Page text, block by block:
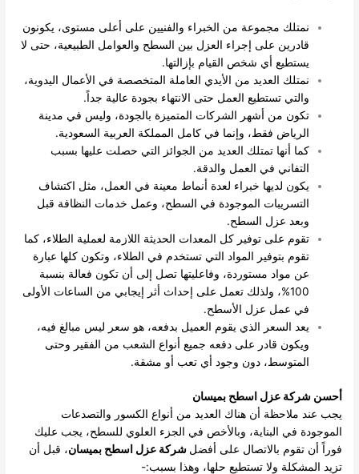
نمتلك مجموعة من الخبراء والفنيين على أعلى مستوى، يكونون
قادرين على إجراء العزل بين السطح والعوامل الطبيعية، حتى لا
يستطيع أي شخص القيام بإزالتها.
نمتلك العديد من الأيدي العاملة المتخصصة في الأعمال اليدوية،
والتي تستطيع العمل حتى الانتهاء بجودة عالية جداً.
تكون من أشهر الشركات المتميزة بالجودة، وليس في مدينة
الرياض فقط، وإنما في كامل المملكة العربية السعودية.
كما أنها تمتلك العديد من الجوائز التي حصلت عليها بسبب
التفاني في العمل والدقة.
يكون لديها خبراء لعدة أنماط معينة في العمل، مثل اكتشاف
التسريبات الموجودة في السطح، وعمل خدمات النظافة قبل
وبعد عزل السطح.
تقوم على توفير كل المعدات الحديثة اللازمة لعملية الطلاء، كما
تقوم بتوفير المواد التي تستخدم في الطلاء، وتكون كلها عبارة
عن مواد مستوردة، وفاعليتها تصل إلى أن تكون فعالة بنسبة
100%، ولذلك تعمل على إحداث أثر إيجابي من الساعات الأولى
في عمل عزل الأسطح.
يعد السعر الذي يقوم العميل بدفعه، هو سعر ليس مبالغ فيه،
ويكون قادر على دفعه جميع أنواع الشعب من الفقير وحتى
المتوسط، دون وجود أي تعب أو مشقة.
أحسن شركة عزل اسطح بميسان
يجب عند ملاحظة أن هناك العديد من أنواع الكسور والتصدعات
الموجودة في البناية، وبالأخص في الجزء العلوي للسطح، يجب عليك
فوراً أن تقوم بالاتصال على أفضل شركة عزل اسطح بميسان، قبل أن
تزيد المشكلة ولا تستطيع حلها، وهذا بسبب:-